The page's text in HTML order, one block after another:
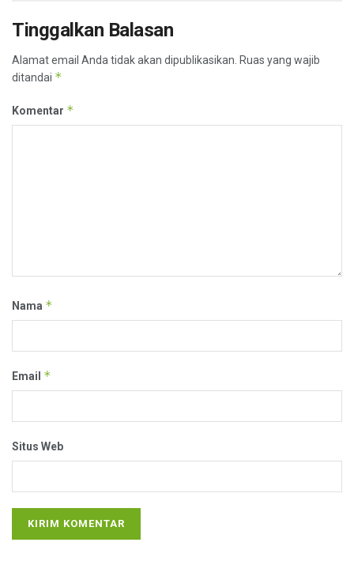
Tinggalkan Balasan
Alamat email Anda tidak akan dipublikasikan. Ruas yang wajib
ditandai *
Komentar *
Nama *
Email *
Situs Web